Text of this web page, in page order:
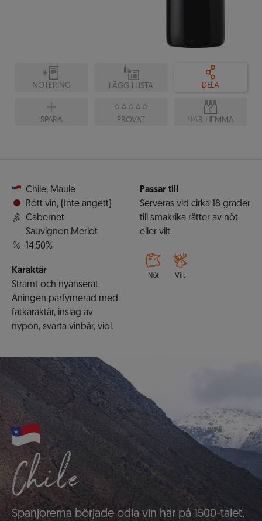
NOTERING LÄGG I LISTA DELA
SPARA PROVAT
0
HAR HEMMA
Chile, Maule
Rött vin,
(Inte angett)
Cabernet
Sauvignon,Merlot
14.50%
Karaktär
Stramt och nyanserat.
Aningen parfymerad med
fatkaraktär, inslag av
nypon, svarta vinbär, viol.
Passar till
Serveras vid cirka 18 grader
till smakrika rätter av nöt
eller vilt.
Nöt Vilt
Chile
Spanjorerna började odla vin här på 1500-talet,